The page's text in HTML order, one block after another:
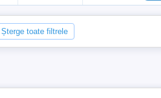
Șterge toate filtrele